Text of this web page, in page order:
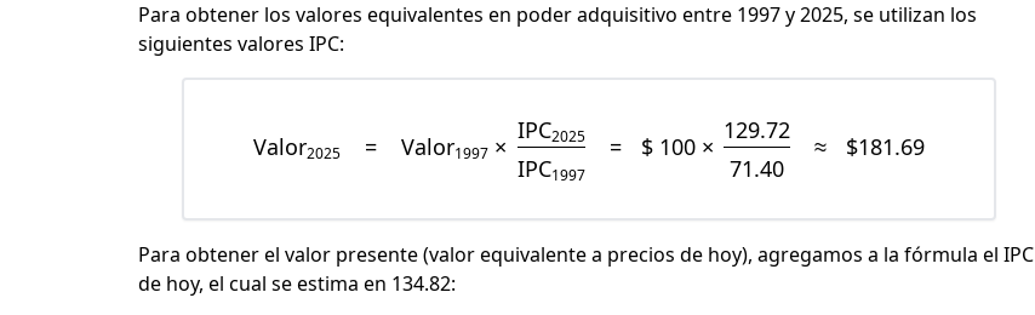
Para obtener los valores equivalentes en poder adquisitivo entre 1997 y 2025, se utilizan los
siguientes valores IPC:
Valor2025 = Valor1997 ×
IPC2025
IPC1997
= $ 100 ×
129.72
71.40
≈ $181.69
Para obtener el valor presente (valor equivalente a precios de hoy), agregamos a la fórmula el IPC
de hoy, el cual se estima en 134.82: